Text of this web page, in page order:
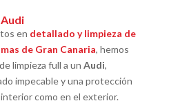
en detallado y limpieza de
de Gran Canaria, hemos
limpieza full a un Audi,
impecable y una protección
como en el exterior.